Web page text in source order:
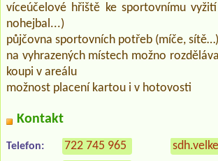
víceúčelové hřiště ke sportovnímu
nohejbal...)
půjčovna sportovních potřeb (míče, sítě…)
na vyhrazených místech možno
koupi v areálu
možnost placení kartou i v hotovosti
Kontakt
Telefon: 722 745 965